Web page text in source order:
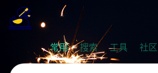
常用 搜索 工具 社区